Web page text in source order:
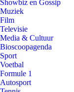
Showbiz en Gossip
Muziek
Film
Televisie
Media & Cultuur
Bioscoopagenda
Sport
Voetbal
Formule 1
Autosport